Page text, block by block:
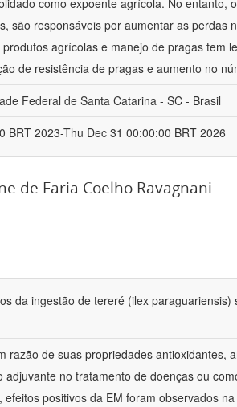
como expoente agrícola. No entanto,
são responsáveis por aumentar as perdas
agrícolas e manejo de pragas tem
de resistência de pragas e aumento no
Federal de Santa Catarina - SC - Brasil
BRT 2023-Thu Dec 31 00:00:00 BRT 2026
de Faria Coelho Ravagnani
da ingestão de tereré (ilex
razão de suas propriedades antioxidantes,
adjuvante no tratamento de doenças ou
positivos da EM foram observados